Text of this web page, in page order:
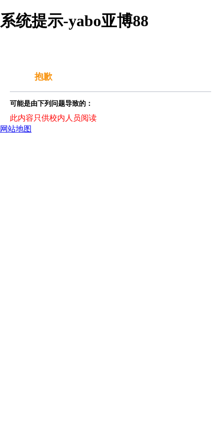
系统提示-yabo亚博88
抱歉
可能是由下列问题导致的：
此内容只供校内人员阅读
网站地图